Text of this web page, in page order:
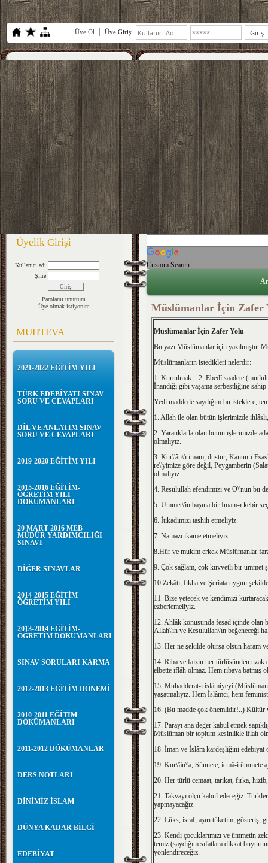
Üye Ol Üye Girişi
Üyelik Girişi
Kullanıcı adı
Şifre
Parolamı unuttum
Üye olmak istiyorum
MUHTEVA
2021-2022 EĞİTİM YILI
TÜRK EDEBİYATI SINAV
SORU VE CEVAPLARI
DİL VE ANLATIM SINAV
SORU VE CEVAPLARI
2019-2020 EĞİTİM YILI
2015-2016 EĞİTİM-
ÖĞRETİM YILI
DÖKÜMANLARI
20 MART 2016 MEB
MÜDÜR YARDIMCILIĞI
SINAVI
DİĞER SINAVLAR
2014-2015 EĞİTİM
ÖĞRETİM YILI
2013-2014 EĞİTİM-
ÖĞRETİM DÖKÜMANLARI
SINAV SORULARI KARMA
2012-2013 EĞİTİM DÖNEMİ
2010-2011 EĞİTİM
DÖKÜMANLARI
2011-2012 DÖKÜMANLAR
DERS NOTLARI
DİNİMİZ İSLAM
DÜNYA KADAR BİLGİ
EDEBİYAT
Custom Search
Müslümanlar İçin Zafer
Müslümanlar İçin Zafer Yolu
Bu yazı Müslümanlar için yazılmıştır.
Müslümanların istedikleri nelerdir:
1. Kurtulmak... 2. Ebedî saadete
İnandığı gibi yaşama serbestliğine
Yedi maddede saydığım bu isteklere,
1. Allah ile olan bütün işlerimizde ihlâslı,
2. Yaratıklarla olan bütün işlerimizde
olmalıyız.
3. Kur\'ân\'ı imam, düstur, Kanun-i
re\'yimize göre değil, Peygamberin
olmalıyız.
4. Resulullah efendimizi ve O\'nun bu
5. Ümmet\'in başına bir İmam-ı kebir
6. İtikadımızı tashih etmeliyiz.
7. Namazı ikame etmeliyiz.
8.Hür ve mukim erkek Müslümanlar farz
9. Çok sağlam, çok kuvvetli bir ümmet
10.Zekâtı, fıkha ve Şeriata uygun
11. Bize yetecek ve kendimizi
ezberlemeliyiz.
12. Ahlâk konusunda fesad içinde olan
Allah\'ın ve Resulullah\'ın beğeneceği
13. Her ne şekilde olursa olsun haram
14. Riba ve faizin her türlüsünden
elbette iflâh olmaz. Hem ribaya batmış
15. Muhadderat-ı islâmiyeyi
yaşatmalıyız. Hem İslâmcı, hem
16. (Bu madde çok önemlidir!..) Kültür
17. Parayı ana değer kabul etmek
Müslüman bir toplum kesinlikle iflah
18. İman ve İslâm kardeşliğini edebiyat
19. Kur\'ân\'a, Sünnete, icmâ-i ümmete
20. Her türlü cemaat, tarikat, fırka,
21. Takvayı ölçü kabul edeceğiz.
yapmayacağız.
22. Lüks, israf, aşırı tüketim, gösteriş,
23. Kendi çocuklarımızı ve ümmetin
temiz (saydığım sıfatlara dikkat
yönlendireceğiz.